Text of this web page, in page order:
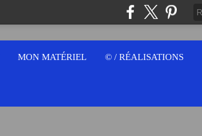
MON MATÉRIEL © / RÉALISATIONS